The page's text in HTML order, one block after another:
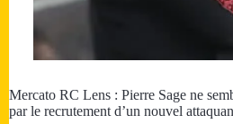
Mercato RC Lens : Pierre Sage ne
par le recrutement d’un nouvel